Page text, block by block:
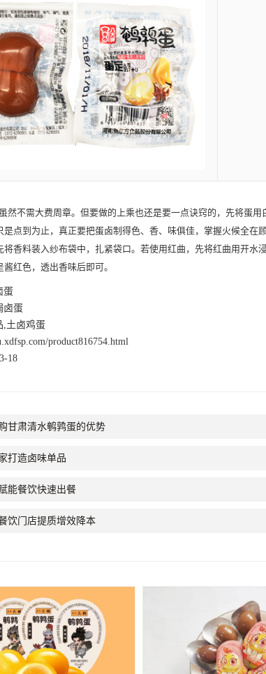
然不需大费周章。但要做的上乘也还是要一点诀窍的，先将蛋
是点到为止，真正要把蛋卤制得色、香、味俱佳，掌握火候全
将香料装入纱布袋中，扎紧袋口。若使用红曲，先将红曲用开
红色，透出香味后即可。
蛋
卤蛋
,土卤鸡蛋
product816754.html
18
甘肃清水鹌鹑蛋的优势
打造卤味单品
能餐饮快速出餐
饮门店提质增效降本